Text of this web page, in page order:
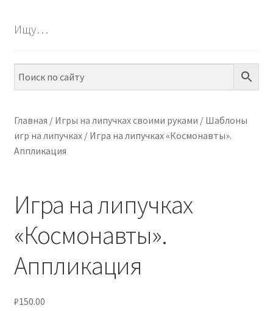
ПО НАВЫКАМ
МЕТОДИКИ
ИГРЫ НА ЛИПУЧКАХ
КОНТАКТЫ
Ищу…
Главная / Игры на липучках своими руками / Шаблоны
игр на липучках/ Игра на липучках «Космонавты».
Аппликация
Игра на липучках
«Космонавты».
Аппликация
₽150.00